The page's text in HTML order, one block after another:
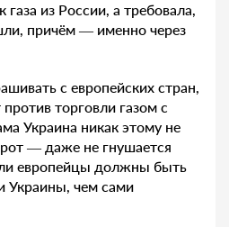
из России, а требовала,
причём — именно через
с европейских стран,
торговли газом с
Украина никак этому не
— даже не гнушается
европейцы должны быть
Украины, чем сами